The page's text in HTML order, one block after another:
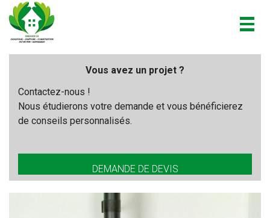
Vous avez un projet ?
Contactez-nous !
Nous étudierons votre demande et vous bénéficierez
de conseils personnalisés.
DEMANDE DE DEVIS